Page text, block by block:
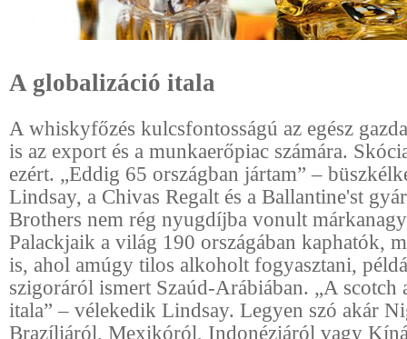
A globalizáció itala
A whiskyfőzés kulcsfontosságú az egész
is az export és a munkaerőpiac számára.
ezért. „Eddig 65 országban jártam” –
Lindsay, a Chivas Regalt és a Ballantine'st
Brothers nem rég nyugdíjba vonult
Palackjaik a világ 190 országában kaphatók,
is, ahol amúgy tilos alkoholt fogyasztani,
szigoráról ismert Szaúd-Arábiában. „A scotch
itala” – vélekedik Lindsay. Legyen szó akár
Brazíliáról, Mexikóról, Indonéziáról vagy